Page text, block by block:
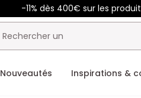
-11% dès 400€ sur les
Nouveautés Inspirations &